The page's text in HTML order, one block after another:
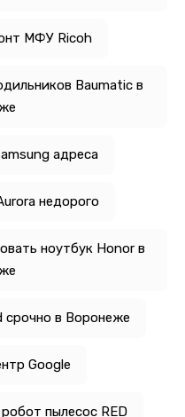
МФУ Ricoh
Baumatic в
адреса
недорого
ноутбук Honor в
срочно в Воронеже
Google
пылесос RED